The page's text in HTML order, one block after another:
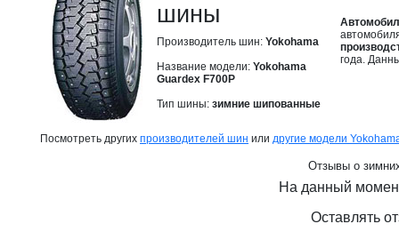
шины
Производитель шин: Yokohama
Название модели: Yokohama
Guardex F700P
Тип шины: зимние шипованные
года.
Посмотреть других производителей шин или другие модели
Отзывы о
На данный
Оставлять